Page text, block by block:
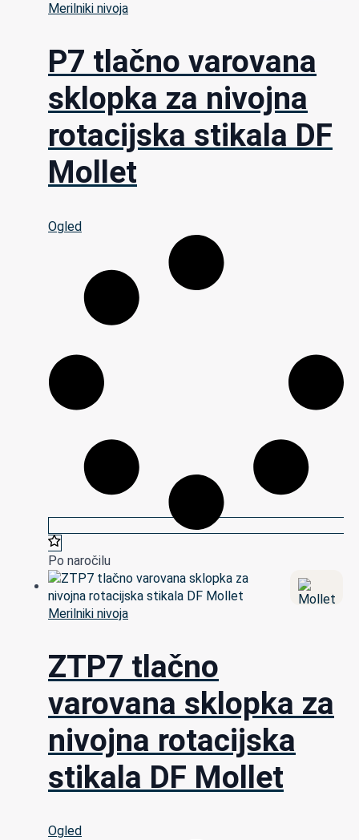
Merilniki nivoja
P7 tlačno varovana
sklopka za nivojna
rotacijska stikala DF
Mollet
Ogled
Po naročilu
Merilniki nivoja
ZTP7 tlačno
varovana sklopka za
nivojna rotacijska
stikala DF Mollet
Ogled